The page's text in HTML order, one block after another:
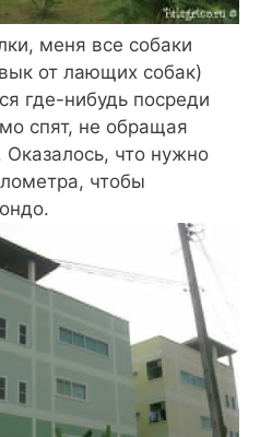
меня все собаки
от лающих собак)
где-нибудь посреди
спят, не обращая
что нужно
чтобы